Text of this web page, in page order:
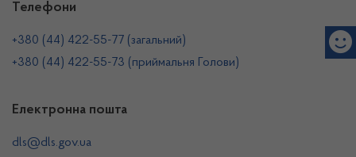
Телефони
+380 (44) 422-55-77 (загальний)
+380 (44) 422-55-73 (приймальня Голови)
Електронна пошта
dls@dls.gov.ua